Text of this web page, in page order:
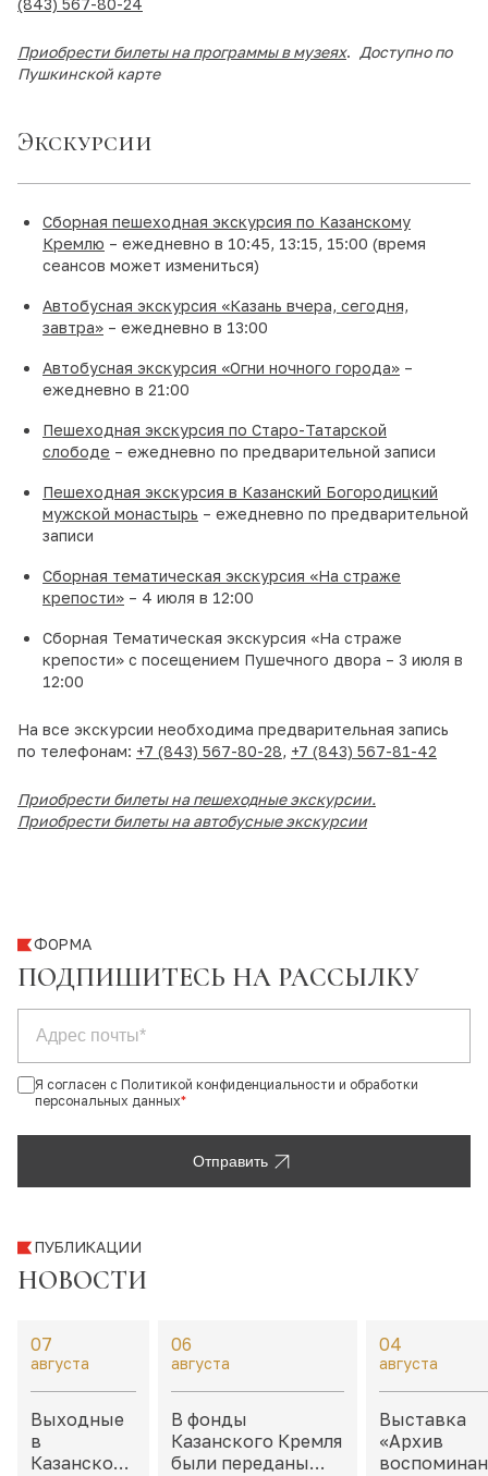
(843) 567-80-24
Приобрести билеты на программы в музеях. Доступно по
Пушкинской карте
Экскурсии
Сборная пешеходная экскурсия по Казанскому
Кремлю – ежедневно в 10:45, 13:15, 15:00 (время
сеансов может измениться)
Автобусная экскурсия «Казань вчера, сегодня,
завтра» – ежедневно в 13:00
Автобусная экскурсия «Огни ночного города» –
ежедневно в 21:00
Пешеходная экскурсия по Старо-Татарской
слободе – ежедневно по предварительной записи
Пешеходная экскурсия в Казанский Богородицкий
мужской монастырь – ежедневно по предварительной
записи
Сборная тематическая экскурсия «На страже
крепости» – 4 июля в 12:00
Сборная Тематическая экскурсия «На страже
крепости» с посещением Пушечного двора – 3 июля в
12:00
На все экскурсии необходима предварительная запись
по телефонам: +7 (843) 567-80-28, +7 (843) 567-81-42
Приобрести билеты на пешеходные экскурсии.
Приобрести билеты на автобусные экскурсии
ФОРМА
ПОДПИШИТЕСЬ НА РАССЫЛКУ
Я согласен с Политикой конфиденциальности и обработки
персональных данных*
Отправить
ПУБЛИКАЦИИ
НОВОСТИ
07
августа
Выходные
в
Казанском
06
августа
В фонды
Казанского Кремля
были переданы
04
августа
Выставка
«Архив